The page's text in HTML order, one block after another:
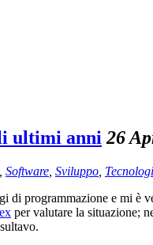
ultimi anni 26
Software Sviluppo
programmazione e mi è
per valutare la situazione;